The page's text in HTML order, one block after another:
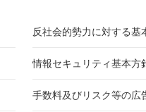
反社会的勢力に対する基
情報セキュリティ基本方
手数料及びリスク等の広